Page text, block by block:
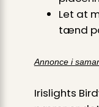
Let at
tænd
Annonce i
Irislights